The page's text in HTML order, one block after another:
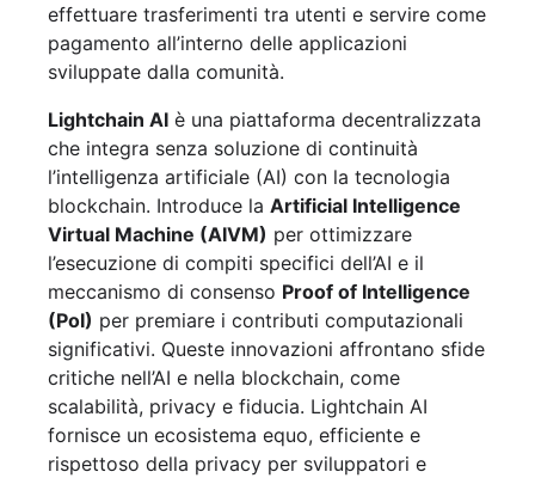
effettuare trasferimenti tra utenti e servire come
pagamento all’interno delle applicazioni
sviluppate dalla comunità.
Lightchain AI è una piattaforma decentralizzata
che integra senza soluzione di continuità
l’intelligenza artificiale (AI) con la tecnologia
blockchain. Introduce la Artificial Intelligence
Virtual Machine (AIVM) per ottimizzare
l’esecuzione di compiti specifici dell’AI e il
meccanismo di consenso Proof of Intelligence
(PoI) per premiare i contributi computazionali
significativi. Queste innovazioni affrontano sfide
critiche nell’AI e nella blockchain, come
scalabilità, privacy e fiducia. Lightchain AI
fornisce un ecosistema equo, efficiente e
rispettoso della privacy per sviluppatori e